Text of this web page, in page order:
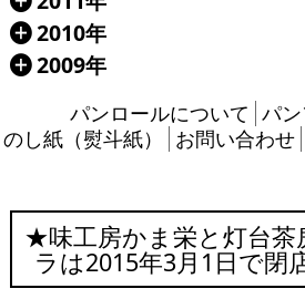
Á 2010年
Á 2009年
パンロールについて パ
のし紙（熨斗紙）
お問い合わせ
★味工房かま栄と灯台茶
ラは2015年3月1日で閉